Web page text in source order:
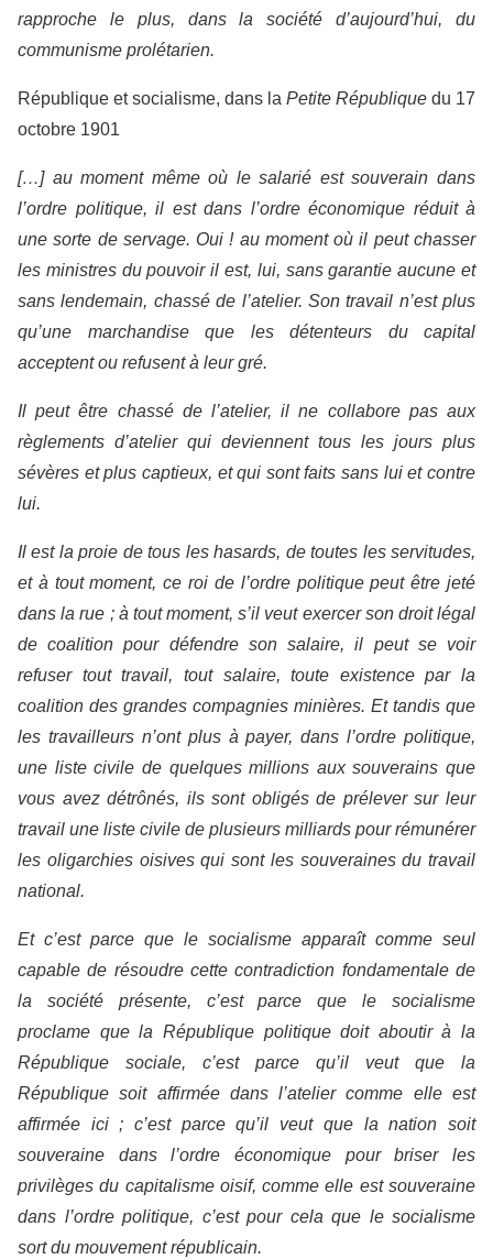
rapproche le plus, dans la société d’aujourd’hui, du
communisme prolétarien.
République et socialisme, dans la Petite République du 17
octobre 1901
[…] au moment même où le salarié est souverain dans
l’ordre politique, il est dans l’ordre économique réduit à
une sorte de servage. Oui ! au moment où il peut chasser
les ministres du pouvoir il est, lui, sans garantie aucune et
sans lendemain, chassé de l’atelier. Son travail n’est plus
qu’une marchandise que les détenteurs du capital
acceptent ou refusent à leur gré.
Il peut être chassé de l’atelier, il ne collabore pas aux
règlements d’atelier qui deviennent tous les jours plus
sévères et plus captieux, et qui sont faits sans lui et contre
lui.
Il est la proie de tous les hasards, de toutes les servitudes,
et à tout moment, ce roi de l’ordre politique peut être jeté
dans la rue ; à tout moment, s’il veut exercer son droit légal
de coalition pour défendre son salaire, il peut se voir
refuser tout travail, tout salaire, toute existence par la
coalition des grandes compagnies minières. Et tandis que
les travailleurs n’ont plus à payer, dans l’ordre politique,
une liste civile de quelques millions aux souverains que
vous avez détrônés, ils sont obligés de prélever sur leur
travail une liste civile de plusieurs milliards pour rémunérer
les oligarchies oisives qui sont les souveraines du travail
national.
Et c’est parce que le socialisme apparaît comme seul
capable de résoudre cette contradiction fondamentale de
la société présente, c’est parce que le socialisme
proclame que la République politique doit aboutir à la
République sociale, c’est parce qu’il veut que la
République soit affirmée dans l’atelier comme elle est
affirmée ici ; c’est parce qu’il veut que la nation soit
souveraine dans l’ordre économique pour briser les
privilèges du capitalisme oisif, comme elle est souveraine
dans l’ordre politique, c’est pour cela que le socialisme
sort du mouvement républicain.